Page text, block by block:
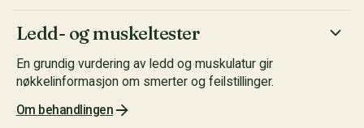
Ledd- og muskeltester
En grundig vurdering av ledd og muskulatur gir
nøkkelinformasjon om smerter og feilstillinger.
Om behandlingen